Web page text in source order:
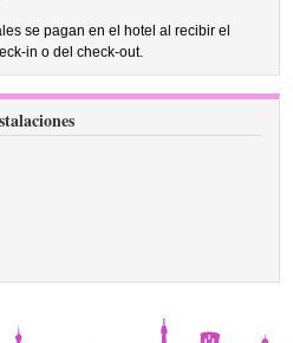
se pagan en el hotel al recibir el
in o del check-out.